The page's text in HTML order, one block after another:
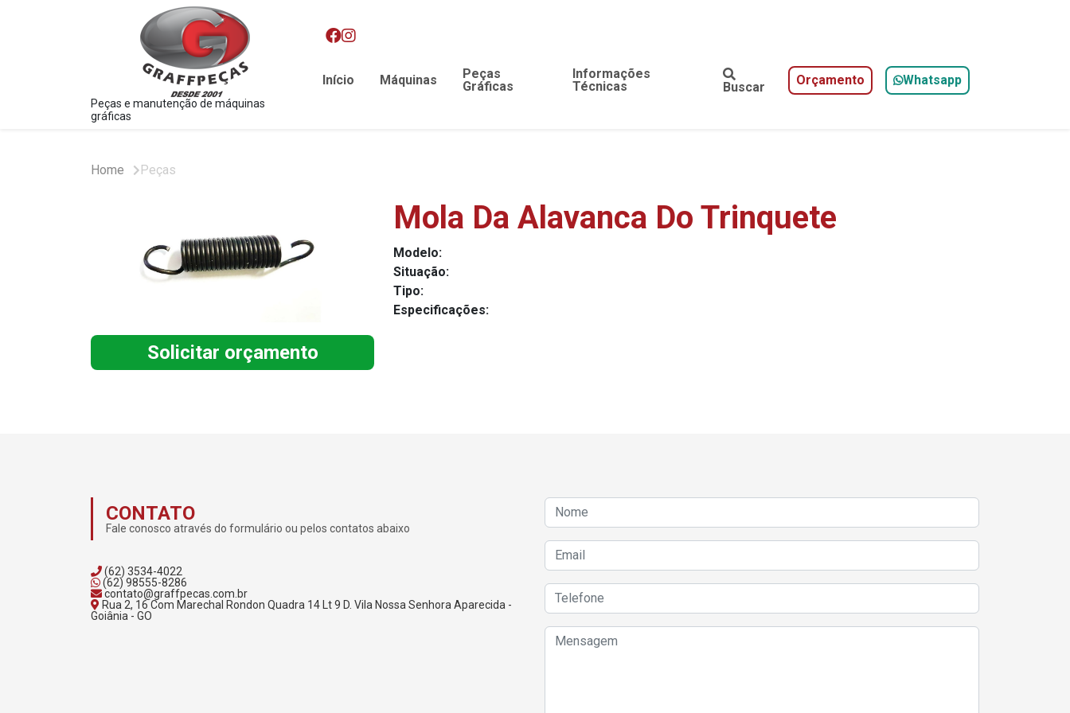
Peças e manutenção de máquinas
gráficas
Início Máquinas
Peças
Gráficas
Informações
Técnicas
Buscar Orçamento Whatsapp
Home Peças
Solicitar orçamento
Mola Da Alavanca Do Trinquete
Modelo:
Situação:
Tipo:
Especificações:
CONTATO
Fale conosco através do formulário ou pelos contatos abaixo
(62) 3534-4022
(62) 98555-8286
contato@graffpecas.com.br
Rua 2, 16 Com Marechal Rondon Quadra 14 Lt 9 D. Vila Nossa Senhora Aparecida -
Goiânia - GO